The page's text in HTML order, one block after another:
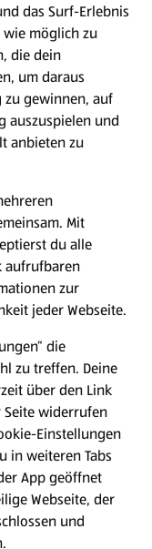
das Surf-Erlebnis
möglich zu
die dein
um daraus
zu gewinnen, auf
auszuspielen und
anbieten zu
Mit
du alle
aufrufbaren
zur
jeder Webseite.
die
zu treffen. Deine
über den Link
Seite widerrufen
Einstellungen
in weiteren Tabs
App geöffnet
Webseite, der
und